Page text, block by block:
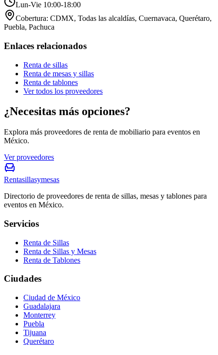
Lun-Vie 10:00-18:00
Cobertura: CDMX, Todas las alcaldías, Cuernavaca, Querétaro,
Puebla, Pachuca
Enlaces relacionados
Renta de sillas
Renta de mesas y sillas
Renta de tablones
Ver todos los proveedores
¿Necesitas más opciones?
Explora más proveedores de renta de mobiliario para eventos en
México.
Ver proveedores
Rentasillasymesas
Directorio de proveedores de renta de sillas, mesas y tablones para
eventos en México.
Servicios
Renta de Sillas
Renta de Sillas y Mesas
Renta de Tablones
Ciudades
Ciudad de México
Guadalajara
Monterrey
Puebla
Tijuana
Querétaro